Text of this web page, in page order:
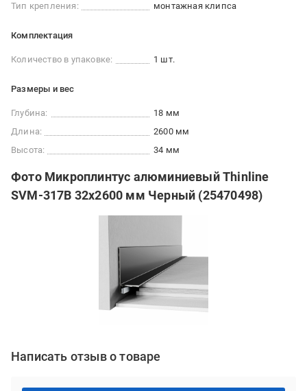
Тип крепления:
монтажная клипса
Комплектация
Количество в упаковке: 1 шт.
Размеры и вес
Глубина:
18 мм
Длина:
2600 мм
Высота:
34 мм
Фото Микроплинтус алюминиевый Thinline
SVM-317B 32x2600 мм Черный (25470498)
Написать отзыв о товаре